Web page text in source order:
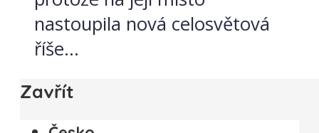
nastoupila nová celosvětová
říše...
Zavřít